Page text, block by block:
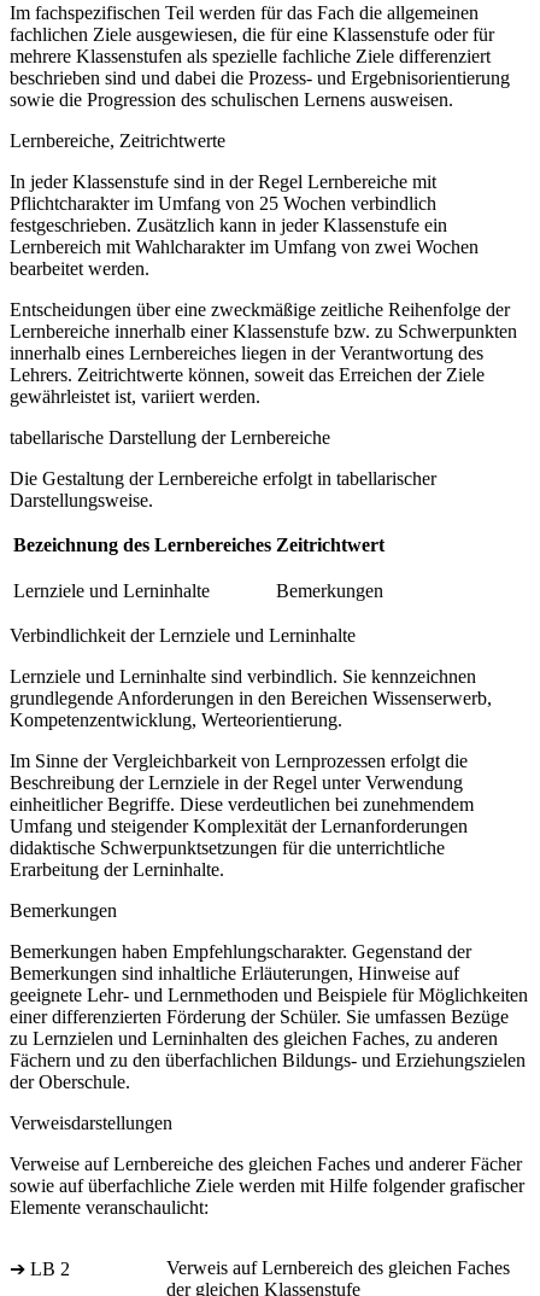
Im fachspezifischen Teil werden für das Fach die allgemeinen
fachlichen Ziele ausgewiesen, die für eine Klassenstufe oder für
mehrere Klassenstufen als spezielle fachliche Ziele differenziert
beschrieben sind und dabei die Prozess- und Ergebnisorientierung
sowie die Progression des schulischen Lernens ausweisen.
Lernbereiche, Zeitrichtwerte
In jeder Klassenstufe sind in der Regel Lernbereiche mit
Pflichtcharakter im Umfang von 25 Wochen verbindlich
festgeschrieben. Zusätzlich kann in jeder Klassenstufe ein
Lernbereich mit Wahlcharakter im Umfang von zwei Wochen
bearbeitet werden.
Entscheidungen über eine zweckmäßige zeitliche Reihenfolge der
Lernbereiche innerhalb einer Klassenstufe bzw. zu Schwerpunkten
innerhalb eines Lernbereiches liegen in der Verantwortung des
Lehrers. Zeitrichtwerte können, soweit das Erreichen der Ziele
gewährleistet ist, variiert werden.
tabellarische Darstellung der Lernbereiche
Die Gestaltung der Lernbereiche erfolgt in tabellarischer
Darstellungsweise.
Bezeichnung des Lernbereiches Zeitrichtwert
Lernziele und Lerninhalte Bemerkungen
Verbindlichkeit der Lernziele und Lerninhalte
Lernziele und Lerninhalte sind verbindlich. Sie kennzeichnen
grundlegende Anforderungen in den Bereichen Wissenserwerb,
Kompetenzentwicklung, Werteorientierung.
Im Sinne der Vergleichbarkeit von Lernprozessen erfolgt die
Beschreibung der Lernziele in der Regel unter Verwendung
einheitlicher Begriffe. Diese verdeutlichen bei zunehmendem
Umfang und steigender Komplexität der Lernanforderungen
didaktische Schwerpunktsetzungen für die unterrichtliche
Erarbeitung der Lerninhalte.
Bemerkungen
Bemerkungen haben Empfehlungscharakter. Gegenstand der
Bemerkungen sind inhaltliche Erläuterungen, Hinweise auf
geeignete Lehr- und Lernmethoden und Beispiele für Möglichkeiten
einer differenzierten Förderung der Schüler. Sie umfassen Bezüge
zu Lernzielen und Lerninhalten des gleichen Faches, zu anderen
Fächern und zu den überfachlichen Bildungs- und Erziehungszielen
der Oberschule.
Verweisdarstellungen
Verweise auf Lernbereiche des gleichen Faches und anderer Fächer
sowie auf überfachliche Ziele werden mit Hilfe folgender grafischer
Elemente veranschaulicht:
➔ LB 2
Verweis auf Lernbereich des gleichen Faches
der gleichen Klassenstufe